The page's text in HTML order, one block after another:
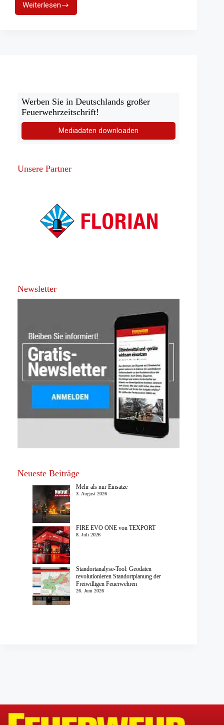
Weiterlesen
25
Jahre
Werben Sie in Deutschlands großer
Feuerwehrzeitschrift!
Mediadaten downloaden
Unsere Partner
Newsletter
Neueste Beiträge
Mehr als nur Einsätze
3. August 2026
FIRE EVO ONE von TEXPORT
8. Juli 2026
Standortanalyse-Tool: Geodaten
revolutionieren Standortplanung der
Freiwilligen Feuerwehren
26. Juni 2026